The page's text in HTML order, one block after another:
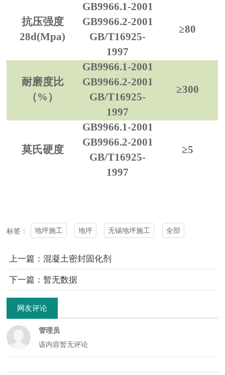
抗压强度
28d(Mpa)
GB9966.1-2001
GB9966.2-2001
GB/T16925-
1997
≥80
耐磨度比
（%）
GB9966.1-2001
GB9966.2-2001
GB/T16925-
1997
≥300
莫氏硬度
GB9966.1-2001
GB9966.2-2001
GB/T16925-
1997
≥5
标签： 地坪施工 地坪 无锡地坪施工 全部
上一篇：混凝土密封固化剂
下一篇：暂无数据
网友评论
管理员
该内容暂无评论